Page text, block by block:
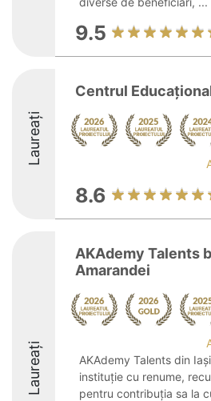
9.5
Laureați
Centrul
8.6
Laureați
AKAdemy Talents
Amarandei
AKAdemy Talents din
instituție cu renume,
pentru contribuția sa la